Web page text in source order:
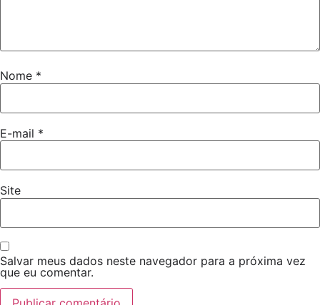
Nome *
E-mail *
Site
Salvar meus dados neste navegador para a próxima vez
que eu comentar.